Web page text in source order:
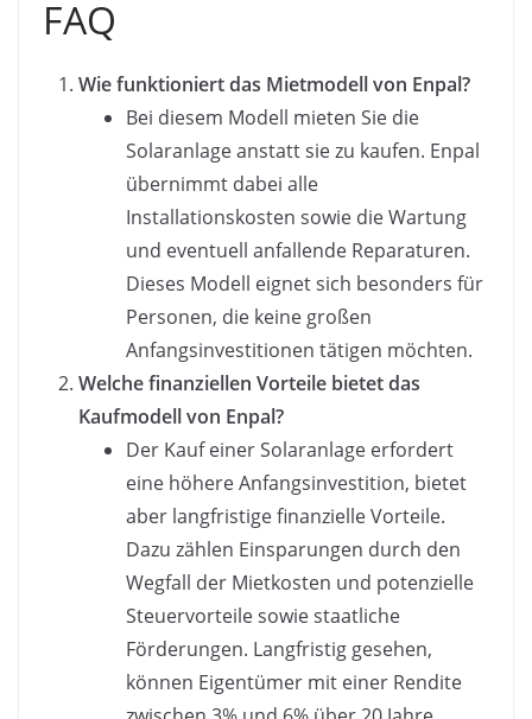
FAQ
Wie funktioniert das Mietmodell von Enpal?
Bei diesem Modell mieten Sie die
Solaranlage anstatt sie zu kaufen. Enpal
übernimmt dabei alle
Installationskosten sowie die Wartung
und eventuell anfallende Reparaturen.
Dieses Modell eignet sich besonders für
Personen, die keine großen
Anfangsinvestitionen tätigen möchten.
Welche finanziellen Vorteile bietet das
Kaufmodell von Enpal?
Der Kauf einer Solaranlage erfordert
eine höhere Anfangsinvestition, bietet
aber langfristige finanzielle Vorteile.
Dazu zählen Einsparungen durch den
Wegfall der Mietkosten und potenzielle
Steuervorteile sowie staatliche
Förderungen. Langfristig gesehen,
können Eigentümer mit einer Rendite